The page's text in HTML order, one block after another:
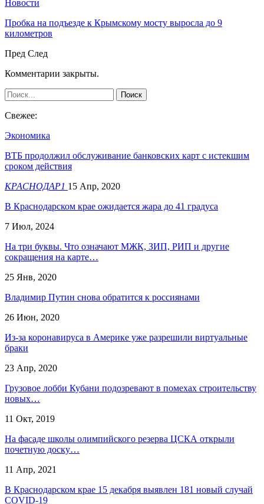
Новости
Пробка на подъезде к Крымскому мосту выросла до 9
километров
Пред След
Комментарии закрыты.
Свежее:
Экономика
ВТБ продолжил обслуживание банковских карт с истекшим
сроком действия
КРАСНОДАР1 15 Апр, 2020
В Краснодарском крае ожидается жара до 41 градуса
7 Июл, 2024
На три буквы. Что означают МЖК, ЗИП, РИП и другие
сокращения на карте…
25 Янв, 2020
Владимир Путин снова обратится к россиянами
26 Июн, 2020
Из-за коронавируса в Америке уже разрешили виртуальные
браки
23 Апр, 2020
Грузовое лобби Кубани подозревают в помехах строительству
новых…
11 Окт, 2019
На фасаде школы олимпийского резерва ЦСКА открыли
почетную доску…
11 Апр, 2021
В Краснодарском крае 15 декабря выявлен 181 новый случай
COVID-19